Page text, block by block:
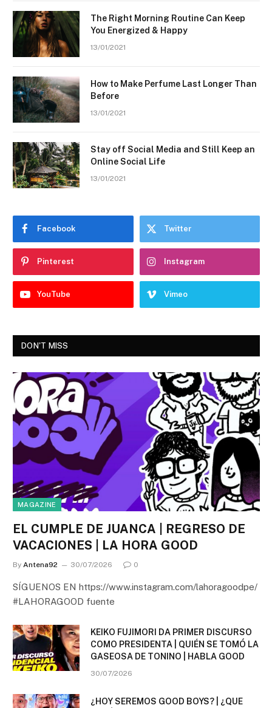
The Right Morning Routine Can Keep
You Energized & Happy
13/01/2021
How to Make Perfume Last Longer Than
Before
13/01/2021
Stay off Social Media and Still Keep an
Online Social Life
13/01/2021
Facebook Twitter
Pinterest Instagram
YouTube Vimeo
DON'T MISS
MAGAZINE
EL CUMPLE DE JUANCA | REGRESO DE
VACACIONES | LA HORA GOOD
By Antena92 30/07/2026 0
SÍGUENOS EN https://www.instagram.com/lahoragoodpe/
#LAHORAGOOD fuente
KEIKO FUJIMORI DA PRIMER DISCURSO
COMO PRESIDENTA | QUIÉN SE TOMÓ LA
GASEOSA DE TONINO | HABLA GOOD
30/07/2026
¿HOY SEREMOS GOOD BOYS? | ¿QUE